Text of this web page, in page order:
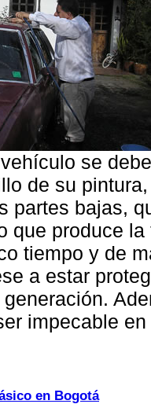
se
de su
partes bajas,
que produce
tiempo y de
a estar
impecable
en Bogotá